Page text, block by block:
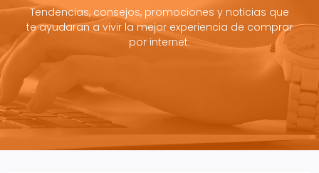
Tendencias, consejos, promociones y noticias que
te ayudaran a vivir la mejor experiencia de comprar
por internet.